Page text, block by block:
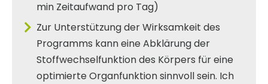
min Zeitaufwand pro Tag)
Zur Unterstützung der Wirksamkeit des
Programms kann eine Abklärung der
Stoffwechselfunktion des Körpers für eine
optimierte Organfunktion sinnvoll sein. Ich